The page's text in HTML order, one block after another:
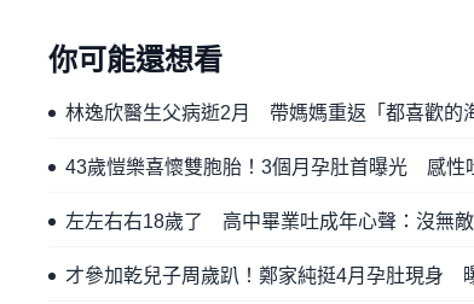
你可能還想看
林逸欣醫生父病逝2月 帶媽媽重返「都喜歡的
43歲愷樂喜懷雙胞胎！3個月孕肚首曝光 感性
左左右右18歲了 高中畢業吐成年心聲：沒無
才參加乾兒子周歲趴！鄭家純挺4月孕肚現身